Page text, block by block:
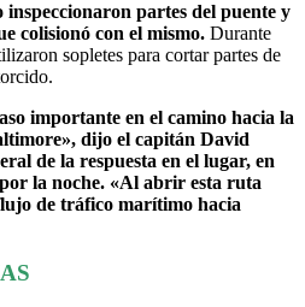
inspeccionaron partes del puente y
colisionó con el mismo. Durante
sopletes para cortar partes de
importante en el camino hacia la
dijo el capitán David
de la respuesta en el lugar, en
la noche. «Al abrir esta ruta
de tráfico marítimo hacia